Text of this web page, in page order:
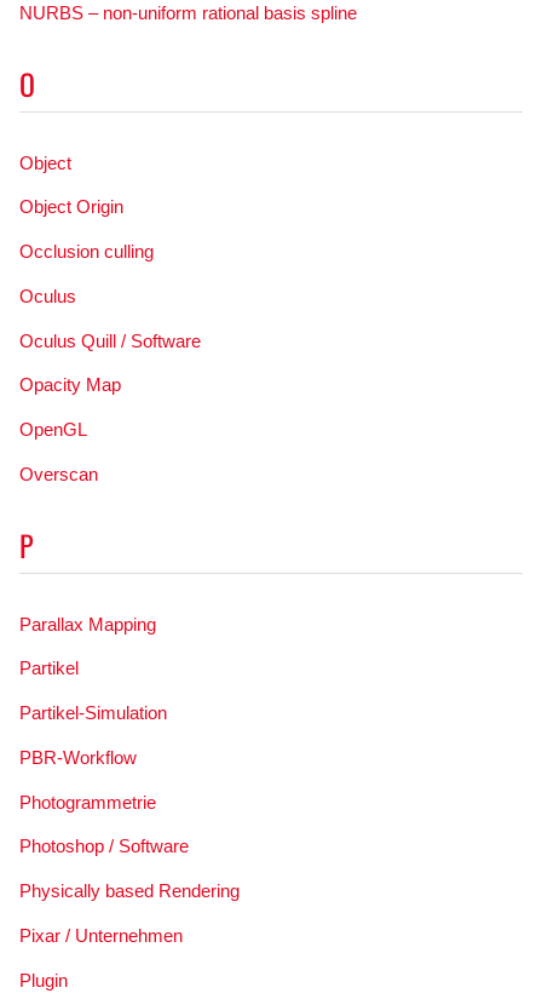
NURBS – non-uniform rational basis spline
O
Object
Object Origin
Occlusion culling
Oculus
Oculus Quill / Software
Opacity Map
OpenGL
Overscan
P
Parallax Mapping
Partikel
Partikel-Simulation
PBR-Workflow
Photogrammetrie
Photoshop / Software
Physically based Rendering
Pixar / Unternehmen
Plugin